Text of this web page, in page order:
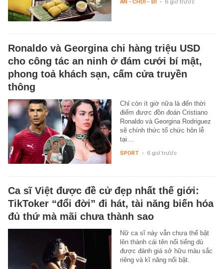
Ronaldo và Georgina chi hàng triệu USD
cho công tác an ninh ở đám cưới bí mật,
phong toả khách sạn, cấm cửa truyền
thông
Chỉ còn ít giờ nữa là đến thời
điểm được đồn đoán Cristiano
Ronaldo và Georgina Rodriguez
sẽ chính thức tổ chức hôn lễ
tại…
SPORT - 6 giờ trước
Ca sĩ Việt được đề cử đẹp nhất thế giới:
TikToker “đổi đời” đi hát, tài năng biến hóa
đủ thứ mà mãi chưa thành sao
Nữ ca sĩ này vẫn chưa thể bật
lên thành cái tên nổi tiếng dù
được đánh giá sở hữu màu sắc
riêng và kĩ năng nổi bật.